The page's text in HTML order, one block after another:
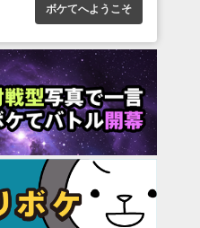
ボケてへようこそ